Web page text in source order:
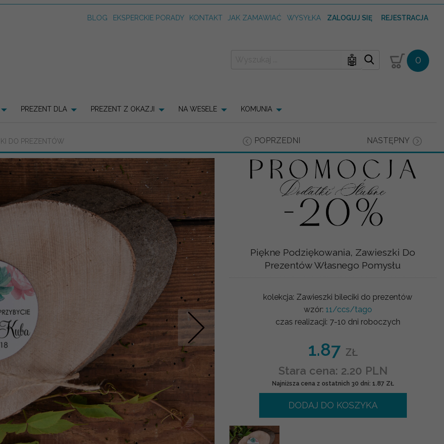
BLOG EKSPERCKIE PORADY KONTAKT JAK ZAMAWIAĆ WYSYŁKA ZALOGUJ SIĘ REJESTRACJA
🤖 0
PREZENT DLA PREZENT Z OKAZJI NA WESELE KOMUNIA
DO PREZENTÓW POPRZEDNI NASTĘPNY
Nastepne
Piękne Podziękowania, Zawieszki Do
Prezentów Własnego Pomysłu
kolekcja: Zawieszki bileciki do prezentów
wzór: 11/ccs/tago
czas realizacji: 7-10 dni roboczych
1.87 ZŁ
Stara cena: 2.20 PLN
Najniższa cena z ostatnich 30 dni: 1.87 ZŁ
DODAJ DO KOSZYKA